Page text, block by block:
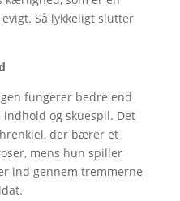
Så lykkeligt slutter
fungerer bedre end
og skuespil. Det
der bærer et
mens hun spiller
ind gennem tremmerne